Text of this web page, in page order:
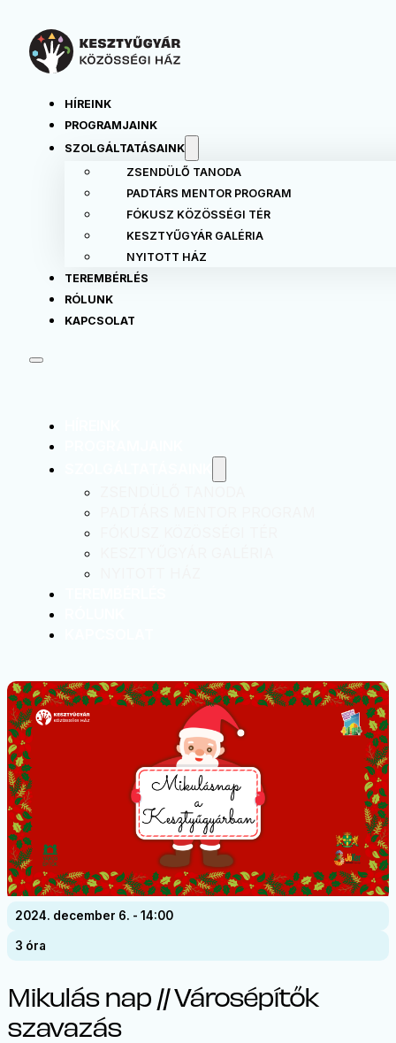
HÍREINK
PROGRAMJAINK
SZOLGÁLTATÁSAINK
ZSENDÜLŐ TANODA
PADTÁRS MENTOR PROGRAM
FÓKUSZ KÖZÖSSÉGI TÉR
KESZTYŰGYÁR GALÉRIA
NYITOTT HÁZ
TEREMBÉRLÉS
RÓLUNK
KAPCSOLAT
2024. december 6. - 14:00
3 óra
Mikulás nap // Városépítők
szavazás